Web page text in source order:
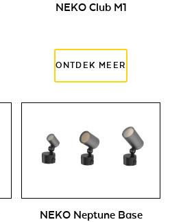
NEKO Club M1
NEKO Neptune Base